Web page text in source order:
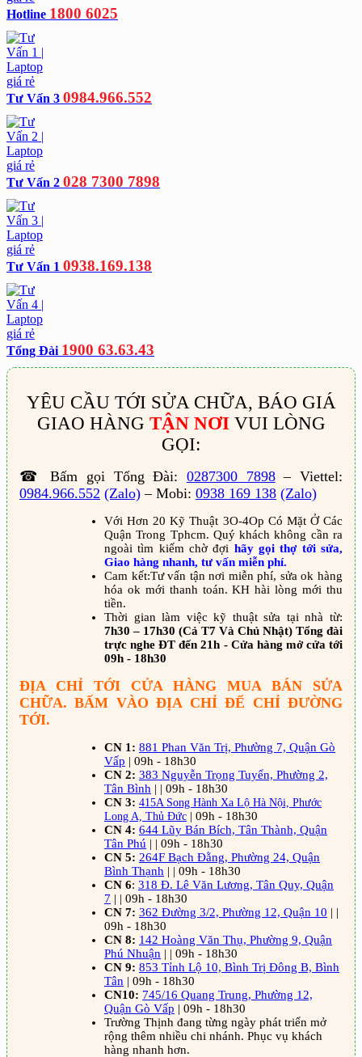
Hotline 1800 6025
Tư Vấn 3 0984.966.552
Tư Vấn 2 028 7300 7898
Tư Vấn 1 0938.169.138
Tổng Đài 1900 63.63.43
YÊU CẦU TỚI SỬA CHỮA, BÁO GIÁ
GIAO HÀNG TẬN NƠIVUI LÒNG
GỌI:
☎ Bấm gọi Tổng Đài: 0287300 7898– Viettel:
0984.966.552 (Zalo) – Mobi: 0938 169 138 (Zalo)
Với Hơn 20 Kỹ Thuật 3O-4Op Có Mặt Ở Các
Quận Trong Tphcm. Quý khách không cần ra
ngoài tìm kiếm chờ đợi hãy gọi thợ tới sửa,
Giao hàng nhanh, tư vấn miễn phí.
Cam kết:Tư vấn tận nơi miễn phí, sửa ok hàng
hóa ok mới thanh toán. KH hài lòng mới thu
tiền.
Thời gian làm việc kỹ thuật sửa tại nhà từ:
7h30 – 17h30 (Cả T7 Và Chủ Nhật) Tổng đài
trực nghe ĐT đến 21h - Cửa hàng mở cửa tới
09h - 18h30
ĐỊA CHỈ TỚI CỬA HÀNG MUA BÁN SỬA
CHỮA. BẤM VÀO ĐỊA CHỈ ĐỂ CHỈ ĐƯỜNG
TỚI.
CN 1: 881 Phan Văn Trị, Phường 7, Quận Gò
Vấp | 09h - 18h30
CN 2: 383 Nguyễn Trọng Tuyển, Phường 2,
Tân Bình | | 09h - 18h30
CN 3: 415A Song Hành Xa Lộ Hà Nội, Phước
Long A, Thủ Đức | 09h - 18h30
CN 4: 644 Lũy Bán Bích, Tân Thành, Quận
Tân Phú | | 09h - 18h30
CN 5: 264F Bạch Đằng, Phường 24, Quận
Bình Thạnh | | 09h - 18h30
CN 6: 318 Đ. Lê Văn Lương, Tân Quy, Quận
7 | | 09h - 18h30
CN 7: 362 Đường 3/2, Phường 12, Quận 10 | |
09h - 18h30
CN 8: 142 Hoàng Văn Thụ, Phường 9, Quận
Phú Nhuận | | 09h - 18h30
CN 9: 853 Tỉnh Lộ 10, Bình Trị Đông B, Bình
Tân | 09h - 18h30
CN10: 745/16 Quang Trung, Phường 12,
Quận Gò Vấp | 09h - 18h30
Trường Thịnh đang từng ngày phát triển mở
rộng thêm nhiều chi nhánh. Phục vụ khách
hàng nhanh hơn.